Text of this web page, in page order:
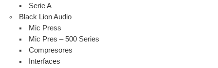
Serie A
Black Lion Audio
Mic Press
Mic Pres – 500 Series
Compresores
Interfaces